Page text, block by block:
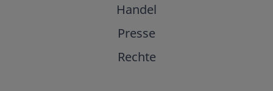
Handel
Presse
Rechte